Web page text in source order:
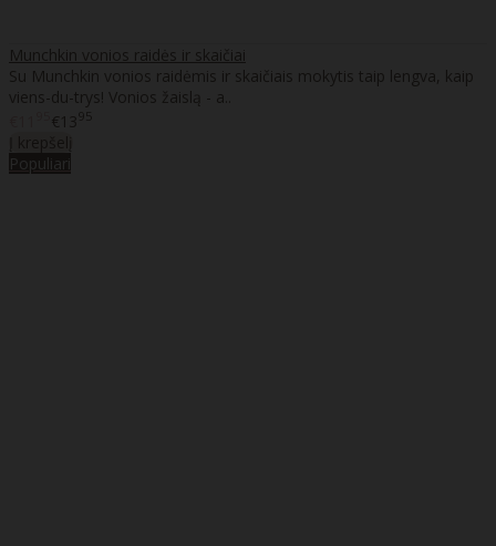
Munchkin vonios raidės ir skaičiai
Su Munchkin vonios raidėmis ir skaičiais mokytis taip lengva, kaip
viens-du-trys! Vonios žaislą - a..
€1395
Populiari